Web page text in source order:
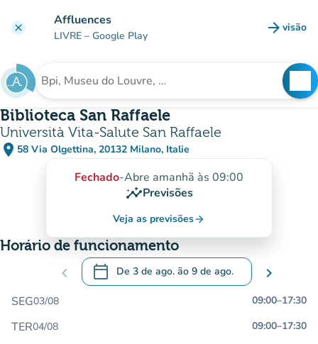
clear Affluences
LIVRE – Google Play arrow_forward visão
(novo
Procura uma instituição
Biblioteca San Raffaele
Università Vita-Salute San Raffaele
place 58 Via Olgettina, 20132 Milano, Italie
(abrir no Google Maps)
(novo separador)
Fechado-Abre amanhã às 09:00
insightsPrevisões
Veja as previsõesarrow_forward
Horário de funcionamento
chevron_left calendar_today De 3 de ago. ão 9 de ago.
.Abra o calendário para alterar as datas
chevron_right
SEG03/08 09:00–17:30
TER04/08 09:00–17:30